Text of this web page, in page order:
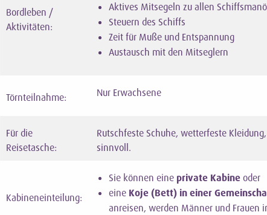
Bordleben /
Aktivitäten:
Aktives Mitsegeln zu allen
Steuern des Schiffs
Zeit für Muße und Entspannung
Austausch mit den Mitseglern
Törnteilnahme: Nur Erwachsene
Für die
Reisetasche:
Rutschfeste Schuhe, wetterfeste
sinnvoll.
Kabineneinteilung:
Sie können eine private Kabine oder
eineKoje (Bett) in einer
anreisen, werden Männer und Frauen